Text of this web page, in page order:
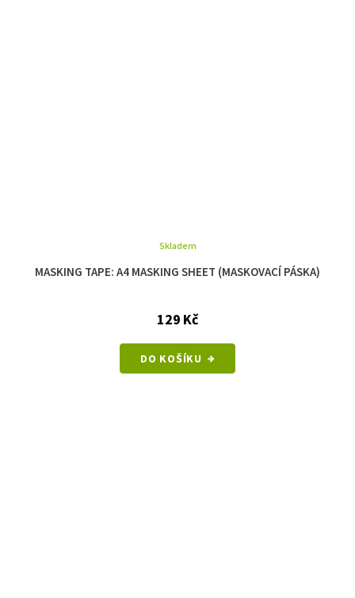
MASKING TAPE: A4 MASKING SHEET (MASKOVACÍ PÁSKA)
Skladem
129 Kč
DO KOŠÍKU